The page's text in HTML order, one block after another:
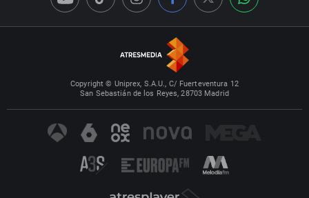
Copyright © Uniprex, S.A.U., C/ Fuerteventura 12
San Sebastián de los Reyes, 28703 Madrid